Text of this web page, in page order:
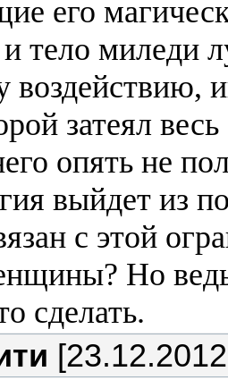
его
тело миледи
воздействию,
затеял
опять не
выйдет из
с этой
Но ведь
сделать.